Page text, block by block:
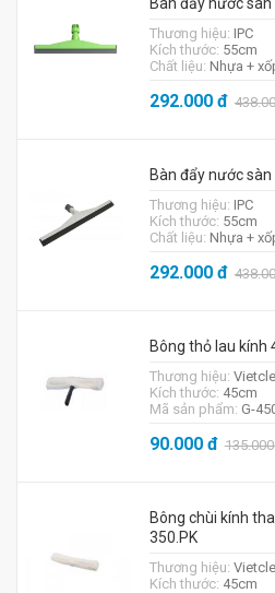
Thương hiệu: IPC
Kích thước: 55cm
Chất liệu: Nhựa +
292.000đ
Bàn đẩy nước
Thương hiệu: IPC
Kích thước: 55cm
Chất liệu: Nhựa +
292.000đ
Bông thỏ lau kính
Thương hiệu:
Kích thước: 45cm
Mã sản phẩm: G-
90.000đ
Bông chùi kính
350.PK
Thương hiệu:
Kích thước: 45cm